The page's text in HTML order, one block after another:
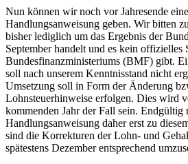
Nun können wir noch vor Jahresende
Handlungsanweisung geben. Wir bitten
bisher lediglich um das Ergebnis der
September handelt und es kein offizielles
Bundesfinanzministeriums (BMF) gibt.
soll nach unserem Kenntnisstand nicht
Umsetzung soll in Form der Änderung
Lohnsteuerhinweise erfolgen. Dies wird
kommenden Jahr der Fall sein. Endgültig
Handlungsanweisung daher erst zu
sind die Korrekturen der Lohn- und
spätestens Dezember entsprechend